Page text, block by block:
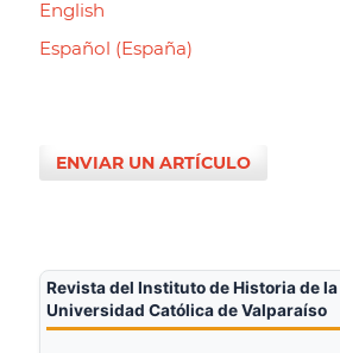
English
Español (España)
ENVIAR UN ARTÍCULO
Revista del Instituto de Historia de
Universidad Católica de Valparaíso